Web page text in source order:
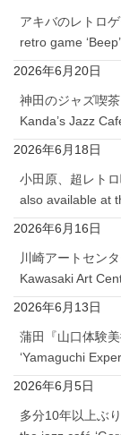
アキバのレトロ
retro game
2026年6月20日
神田のジャズ喫
Kanda’s Jazz
2026年6月18日
小田原、超レト
also available at
2026年6月16日
川崎アートセン
Kawasaki Art
2026年6月13日
蒲田『山口体験
‘Yamaguchi
2026年6月5日
多分10年以上ぶ